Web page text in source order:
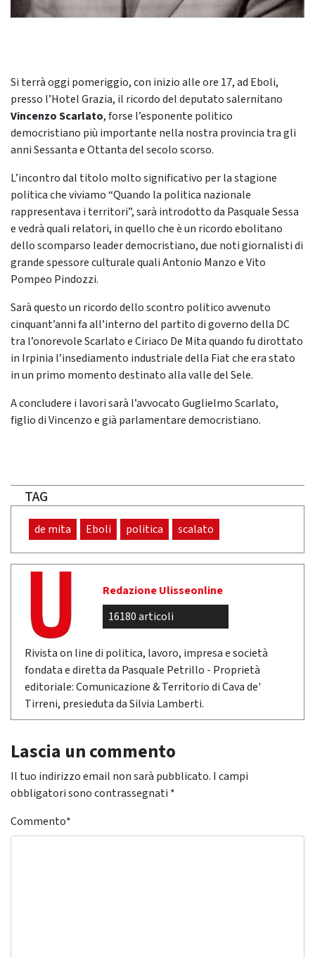
Si terrà oggi pomeriggio, con inizio alle ore 17, ad Eboli,
presso l’Hotel Grazia, il ricordo del deputato salernitano
Vincenzo Scarlato, forse l’esponente politico
democristiano più importante nella nostra provincia tra gli
anni Sessanta e Ottanta del secolo scorso.
L’incontro dal titolo molto significativo per la stagione
politica che viviamo “Quando la politica nazionale
rappresentava i territori”, sarà introdotto da Pasquale Sessa
e vedrà quali relatori, in quello che è un ricordo ebolitano
dello scomparso leader democristiano, due noti giornalisti di
grande spessore culturale quali Antonio Manzo e Vito
Pompeo Pindozzi.
Sarà questo un ricordo dello scontro politico avvenuto
cinquant’anni fa all’interno del partito di governo della DC
tra l’onorevole Scarlato e Ciriaco De Mita quando fu dirottato
in Irpinia l’insediamento industriale della Fiat che era stato
in un primo momento destinato alla valle del Sele.
A concludere i lavori sarà l’avvocato Guglielmo Scarlato,
figlio di Vincenzo e già parlamentare democristiano.
TAG
de mita Eboli politica scalato
Redazione Ulisseonline
16180 articoli
Rivista on line di politica, lavoro, impresa e società
fondata e diretta da Pasquale Petrillo - Proprietà
editoriale: Comunicazione & Territorio di Cava de'
Tirreni, presieduta da Silvia Lamberti.
Lascia un commento
Il tuo indirizzo email non sarà pubblicato. I campi
obbligatori sono contrassegnati *
Commento*